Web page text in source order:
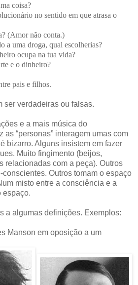
coisa?
no sentido em que atrasa o
(Amor não conta.)
a uma droga, qual escolherias?
ocupa na tua vida?
e o dinheiro?
pais e filhos.
ser verdadeiras ou falsas.
e a mais música do
as “personas” interagem umas com
bizarro. Alguns insistem em fazer
Muito fingimento (beijos,
relacionadas com a peça). Outros
conscientes. Outros tomam o espaço
misto entre a consciência e a
espaço.
a algumas definições. Exemplos:
Manson em oposição a um